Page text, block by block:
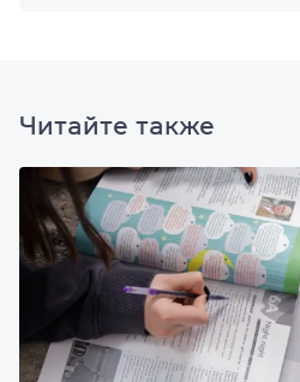
Читайте также